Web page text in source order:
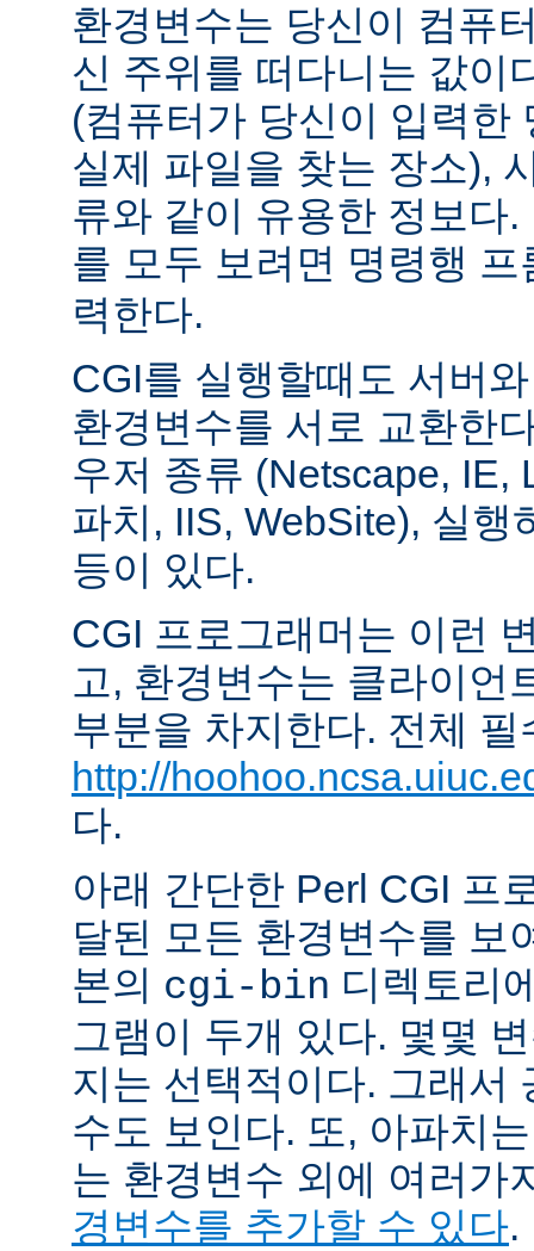
환경변수는 당신이 컴퓨
신 주위를 떠다니는 값이
(컴퓨터가 당신이 입력한
실제 파일을 찾는 장소),
류와 같이 유용한 정보다
를 모두 보려면 명령행
력한다.
CGI를 실행할때도 서버
환경변수를 서로 교환한
우저 종류 (Netscape, IE,
파치, IIS, WebSite), 실행
등이 있다.
CGI 프로그래머는 이런
고, 환경변수는 클라이언
부분을 차지한다. 전체
http://
다.
아래 간단한 Perl CGI 프
달된 모든 환경변수를 보
본의 cgi-bin 디렉토리
그램이 두개 있다. 몇몇
지는 선택적이다. 그래서
수도 보인다. 또, 아파치
는 환경변수 외에 여러가
경변수를 추가할 수 있다.